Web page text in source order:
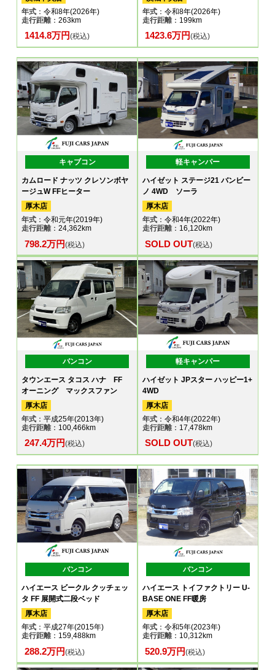
年式 ：令和8年(2026年)
走行距離：263km
1414.8万円(税込)
年式：令和8年(2026年)
走行距離：199km
1423.6万円(税込)
キャブコン
カムロード ナッツ クレソンボヤ
ージュW FFヒーター
厚木店
年式 ：令和元年(2019年)
走行距離：24,362km
798.2万円(税込)
軽キャンパー
ハイゼット ステージ21 バンビー
ノ 4WD ソーラ
厚木店
年式：令和4年(2022年)
走行距離：16,120km
SOLD OUT(税込)
バンコン
タウンエース タコス ハナ FF
オーニング マックスファン
厚木店
年式 ：平成25年(2013年)
走行距離：100,466km
247.4万円(税込)
軽キャンパー
ハイゼット JPスター ハッピー1+
4WD
厚木店
年式：令和4年(2022年)
走行距離：17,478km
SOLD OUT(税込)
バンコン
ハイエース ビークル クッチェッ
タ FF 展開式二段ベッド
厚木店
年式 ：平成27年(2015年)
走行距離：159,488km
288.2万円(税込)
バンコン
ハイエース トイファクトリー U-
BASE ONE FF暖房
厚木店
年式：令和5年(2023年)
走行距離：10,312km
520.9万円(税込)